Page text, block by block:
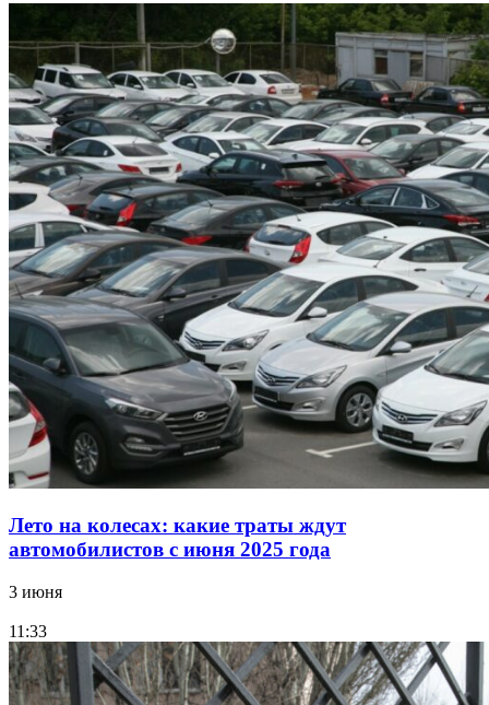
Лето на колесах: какие траты ждут
автомобилистов с июня 2025 года
3 июня
11:33